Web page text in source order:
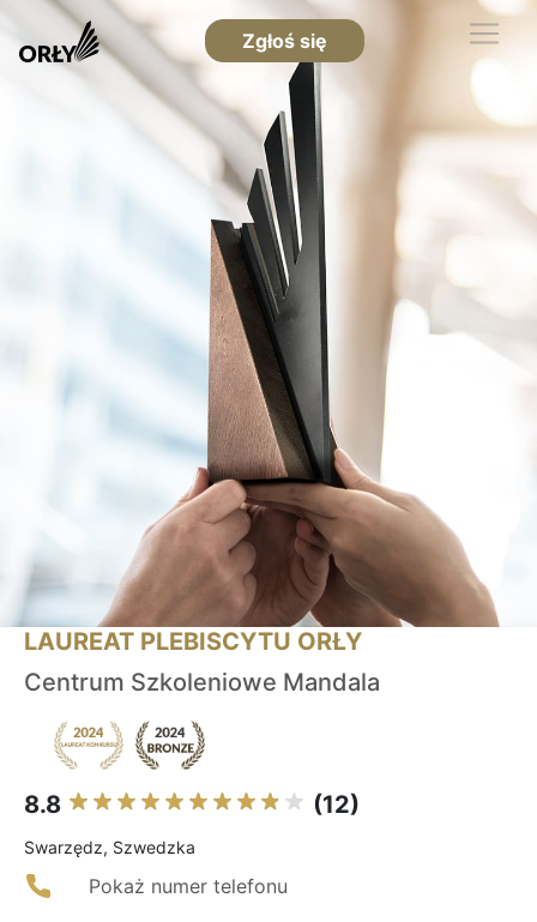
Zgłoś się
LAUREAT PLEBISCYTU ORŁY
Centrum Szkoleniowe Mandala
8.8 (12)
Swarzędz, Szwedzka
Pokaż numer telefonu